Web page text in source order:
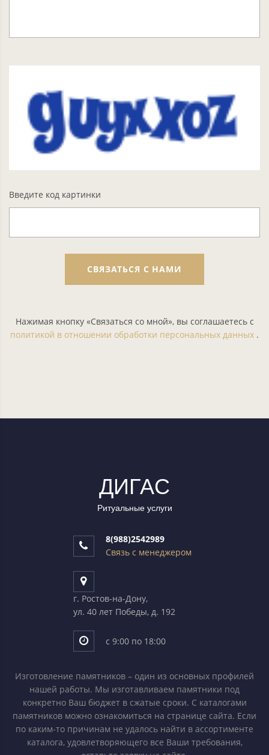
Введите код картинки
СВЯЗАТЬСЯ С НАМИ
Нажимая кнопку «Связаться со мной», вы соглашаетесь с
политикой в отношении обработки персональных данных .
ДИГАC
Ритуальные услуги
8(988)2542989
Связь с менеджером
г. Ростов-на-Дону,
ул. 40 лет Победы, д. 192
с 9:00 по 18:00
Изготовление памятников – один из основных профилей
нашей работы. Мы изготавливаем памятники под
конкретно Ваш бюджет в сжатые сроки. С каталогами
памятников можно ознакомиться на странице сайта. Если
по каким-то причинам не удалось найти в ассортименте
каталога, удовлетворяющего все Ваши требования,